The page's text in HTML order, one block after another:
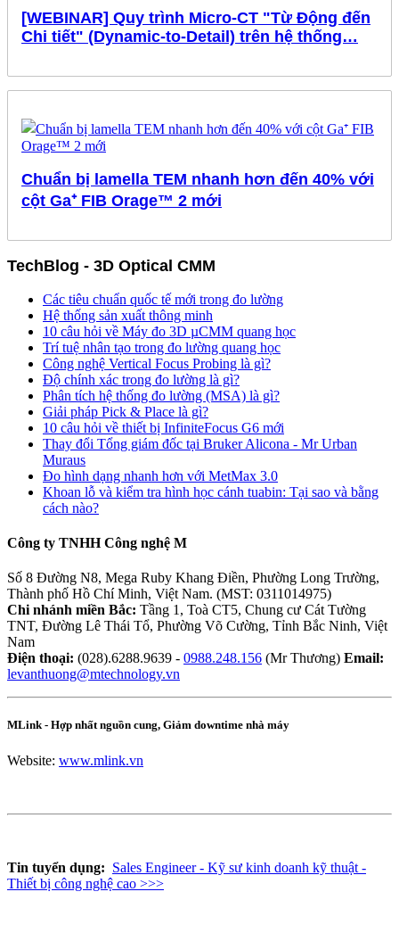
[WEBINAR] Quy trình Micro-CT "Từ Động đến
Chi tiết" (Dynamic-to-Detail) trên hệ thống…
Chuẩn bị lamella TEM nhanh hơn đến 40% với
cột Ga⁺ FIB Orage™ 2 mới
TechBlog - 3D Optical CMM
Các tiêu chuẩn quốc tế mới trong đo lường
Hệ thống sản xuất thông minh
10 câu hỏi về Máy đo 3D µCMM quang học
Trí tuệ nhân tạo trong đo lường quang học
Công nghệ Vertical Focus Probing là gì?
Độ chính xác trong đo lường là gì?
Phân tích hệ thống đo lường (MSA) là gì?
Giải pháp Pick & Place là gì?
10 câu hỏi về thiết bị InfiniteFocus G6 mới
Thay đổi Tổng giám đốc tại Bruker Alicona - Mr Urban
Muraus
Đo hình dạng nhanh hơn với MetMax 3.0
Khoan lỗ và kiểm tra hình học cánh tuabin: Tại sao và bằng
cách nào?
Công ty TNHH Công nghệ M
Số 8 Đường N8, Mega Ruby Khang Điền, Phường Long Trường,
Thành phố Hồ Chí Minh, Việt Nam. (MST: 0311014975)
Chi nhánh miền Bắc: Tầng 1, Toà CT5, Chung cư Cát Tường
TNT, Đường Lê Thái Tổ, Phường Võ Cường, Tỉnh Bắc Ninh, Việt
Nam
Điện thoại: (028).6288.9639 - 0988.248.156 (Mr Thương) Email:
levanthuong@mtechnology.vn
MLink - Hợp nhất nguồn cung, Giảm downtime nhà máy
Website: www.mlink.vn
Tin tuyển dụng: Sales Engineer - Kỹ sư kinh doanh kỹ thuật -
Thiết bị công nghệ cao >>>